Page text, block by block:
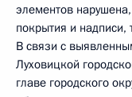
элементов
покрытия и надписи,
В связи с
Луховицкой
главе городского